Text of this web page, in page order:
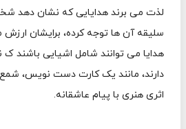
لذت می برند هدایایی که نشان دهد
سلیقه آن ها توجه کرده، برایشان ارزش
هدایا می توانند شامل اشیایی باشند
دارند، مانند یک کارت دست نویس، شمع
اثری هنری با پیام عاشقانه.